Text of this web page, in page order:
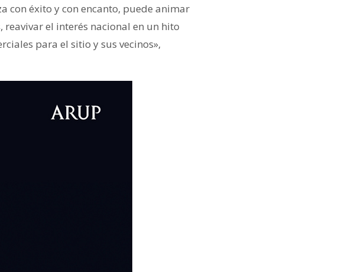
con éxito y con encanto, puede animar
el interés nacional en un hito
para el sitio y sus vecinos»,